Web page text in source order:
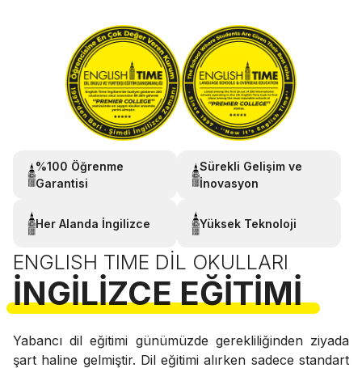
%100 Öğrenme
Garantisi
Sürekli Gelişim ve
İnovasyon
Her Alanda İngilizce Yüksek Teknoloji
ENGLISH TIME DIL OKULLARI
İNGILIZCE EĞITIMI
Yabancı dil eğitimi günümüzde gerekliliğinden ziyada
şart haline gelmiştir. Dil eğitimi alırken sadece standart